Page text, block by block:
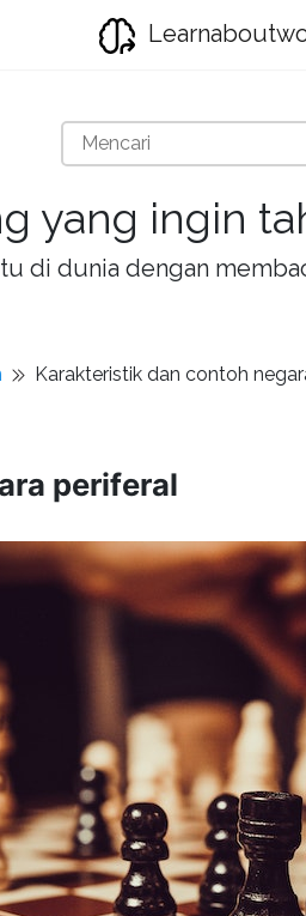
yang ingin
di dunia dengan
Karakteristik dan contoh
periferal